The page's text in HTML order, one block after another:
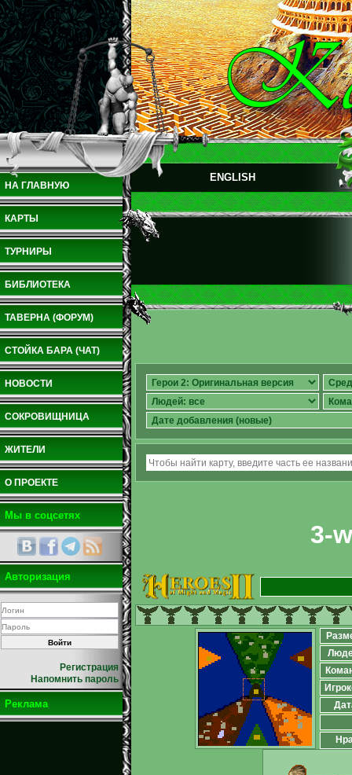
НА ГЛАВНУЮ
КАРТЫ
ТУРНИРЫ
БИБЛИОТЕКА
ТАВЕРНА (ФОРУМ)
СТОЙКА БАРА (ЧАТ)
НОВОСТИ
СОКРОВИЩНИЦА
ЖИТЕЛИ
О ПРОЕКТЕ
Мы в соцсетях
Авторизация
Регистрация
Напомнить пароль
Реклама
ENGLISH
3-